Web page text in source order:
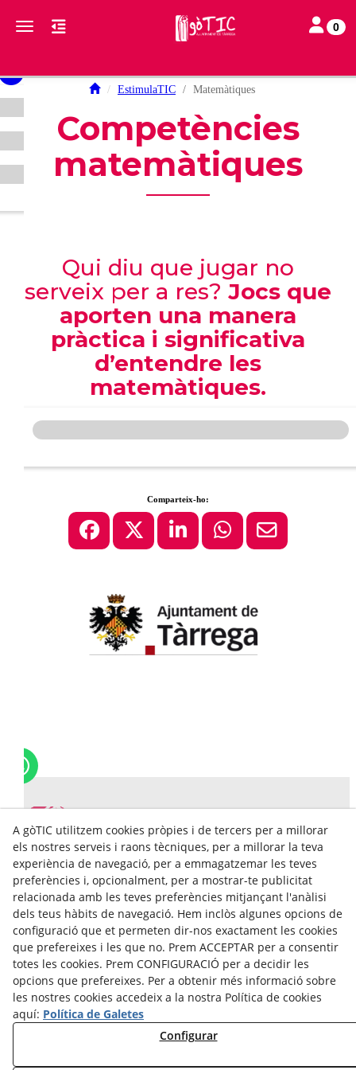
Toggle navigation Toggle
0
EstimulaTIC Matemàtiques
Competències
matemàtiques
Qui diu que jugar no
serveix per a res? Jocs que
aporten una manera
pràctica i significativa
d’entendre les
matemàtiques.
Comparteix-ho:
gòTIC Ajuntament de Tàrrega
Carrer del Segle XX, 2, 2on
25300Tàrrega(Lleida)
+34 973 50 01 99
gotic@tarrega.cat
Avís Legal
A gòTIC utilitzem cookies pròpies i de tercers per a millorar
els nostres serveis i raons tècniques, per a millorar la teva
experiència de navegació, per a emmagatzemar les teves
preferències i, opcionalment, per a mostrar-te publicitat
relacionada amb les teves preferències mitjançant l'anàlisi
dels teus hàbits de navegació. Hem inclòs algunes opcions de
configuració que et permeten dir-nos exactament les cookies
que prefereixes i les que no. Prem ACCEPTAR per a consentir
totes les cookies. Prem CONFIGURACIÓ per a decidir les
opcions que prefereixes. Per a obtenir més informació sobre
les nostres cookies accedeix a la nostra Política de cookies
aquí: Política de Galetes
Configurar